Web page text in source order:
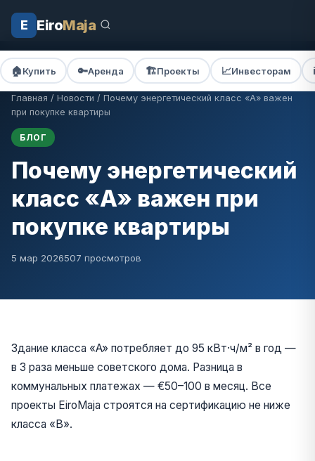
E EiroMaja
🏠Купить 🔑Аренда 🏗️Проекты 📈Инвесторам ℹ️
Главная / Новости / Почему энергетический класс «A» важен
при покупке квартиры
БЛОГ
Почему энергетический
класс «A» важен при
покупке квартиры
5 мар 2026507 просмотров
Здание класса «A» потребляет до 95 кВт·ч/м² в год —
в 3 раза меньше советского дома. Разница в
коммунальных платежах — €50–100 в месяц. Все
проекты EiroMaja строятся на сертификацию не ниже
класса «B».